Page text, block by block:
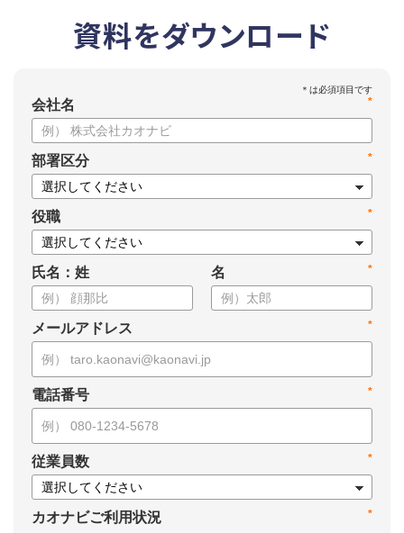
資料をダウンロード
*
会社名
*
部署区分
*
役職
氏名：姓 *
名
*
メールアドレス
*
電話番号
*
従業員数
*
カオナビご利用状況